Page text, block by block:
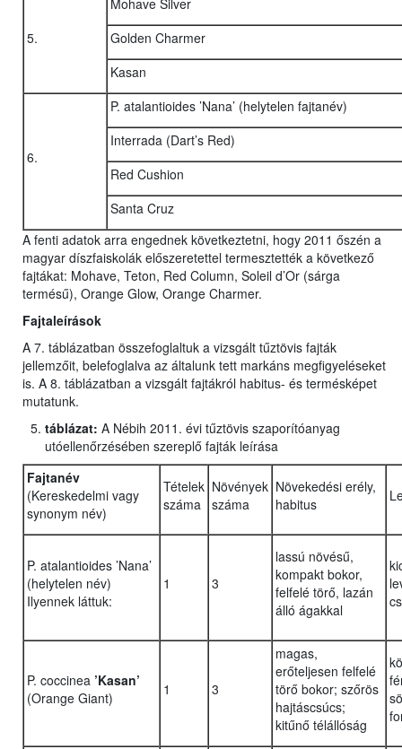
5.
Mohave Silver
Golden Charmer
Kasan
6.
P. atalantioides ’Nana’ (helytelen fajtanév)
Interrada (Dart’s Red)
Red Cushion
Santa Cruz
A fenti adatok arra engednek következtetni, hogy 2011 őszén a
magyar díszfaiskolák előszeretettel termesztették a következő
fajtákat: Mohave, Teton, Red Column, Soleil d’Or (sárga
termésű), Orange Glow, Orange Charmer.
Fajtaleírások
A 7. táblázatban összefoglaltuk a vizsgált tűztövis fajták
jellemzőit, belefoglalva az általunk tett markáns megfigyeléseket
is. A 8. táblázatban a vizsgált fajtákról habitus- és termésképet
mutatunk.
táblázat: A Nébih 2011. évi tűztövis szaporítóanyag
utóellenőrzésében szereplő fajták leírása
Fajtanév
(Kereskedelmi vagy
synonym név)
Tételek
száma
Növények
száma
Növekedési erély,
habitus
P. atalantioides ’Nana’
(helytelen név)
Ilyennek láttuk:
1 3
lassú növésű,
kompakt bokor,
felfelé törő, lazán
álló ágakkal
P. coccinea ’Kasan’
(Orange Giant)
1 3
magas,
erőteljesen felfelé
törő bokor; szőrös
hajtáscsúcs;
kitűnő télállóság